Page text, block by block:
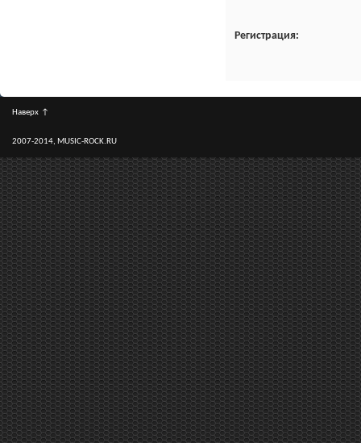
Регистрация
Наверх ↑
2007-2014, MUSIC-ROCK.RU